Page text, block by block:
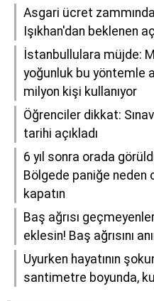
Asgari ücret
Işıkhan'dan beklenen
İstanbullulara müjde:
yoğunluk bu yöntemle
milyon kişi kullanıyor
Öğrenciler dikkat:
tarihi açıkladı
6 yıl sonra orada
Bölgede paniğe neden
kapatın
Baş ağrısı
eklesin! Baş ağrısını
Uyurken hayatının
santimetre boyunda,